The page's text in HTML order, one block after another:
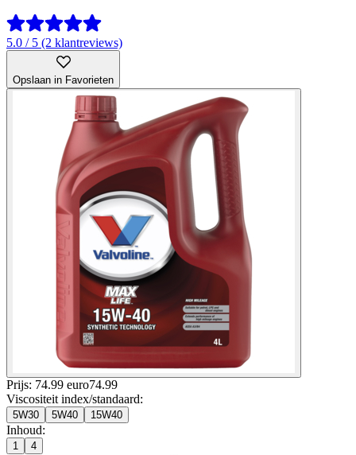
5.0 / 5 (2 klantreviews)
Opslaan in Favorieten
Prijs: 74.99 euro74.99
Viscositeit index/standaard:
5W30 5W40 15W40
Inhoud:
1 4